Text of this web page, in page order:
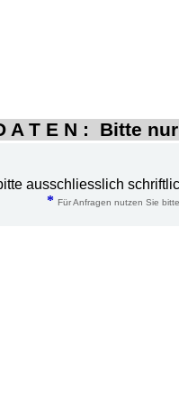
A T E N : Bitte
ausschliesslich
* Für Anfragen nutzen Sie